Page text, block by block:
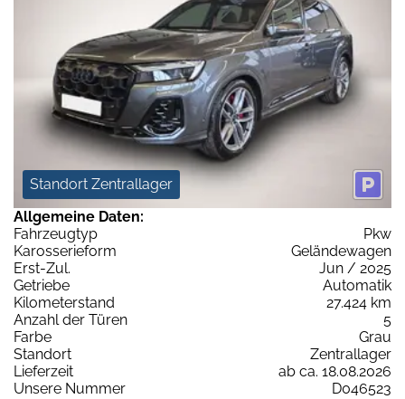
Standort Zentrallager
Allgemeine Daten:
Fahrzeugtyp
Pkw
Karosserieform
Geländewagen
Erst-Zul.
Jun / 2025
Getriebe
Automatik
Kilometerstand
27.424 km
Anzahl der Türen
5
Farbe
Grau
Standort
Zentrallager
Lieferzeit
ab ca. 18.08.2026
Unsere Nummer
D046523